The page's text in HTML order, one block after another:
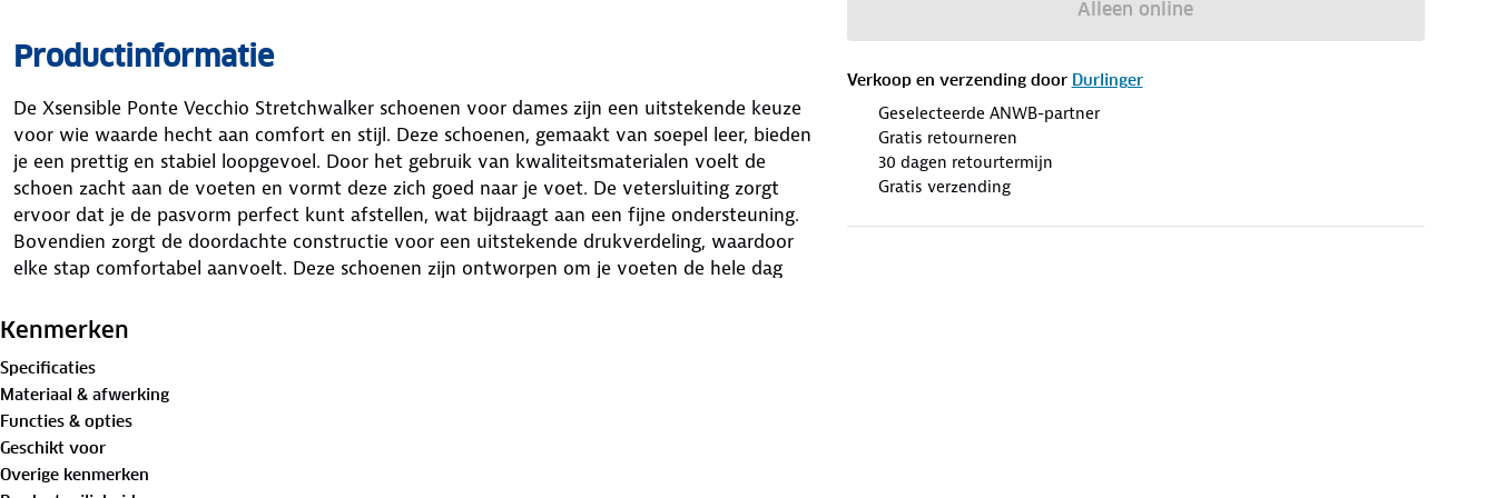
Alleen online
Verkoop en verzending door Durlinger
Geselecteerde ANWB-partner
Gratis retourneren
30 dagen retourtermijn
Gratis verzending
Productinformatie
De Xsensible Ponte Vecchio Stretchwalker schoenen voor dames zijn een uitstekende keuze
voor wie waarde hecht aan comfort en stijl. Deze schoenen, gemaakt van soepel leer, bieden
je een prettig en stabiel loopgevoel. Door het gebruik van kwaliteitsmaterialen voelt de
schoen zacht aan de voeten en vormt deze zich goed naar je voet. De vetersluiting zorgt
ervoor dat je de pasvorm perfect kunt afstellen, wat bijdraagt aan een fijne ondersteuning.
Bovendien zorgt de doordachte constructie voor een uitstekende drukverdeling, waardoor
elke stap comfortabel aanvoelt. Deze schoenen zijn ontworpen om je voeten de hele dag
Kenmerken
Specificaties
Materiaal & afwerking
Functies & opties
Geschikt voor
Overige kenmerken